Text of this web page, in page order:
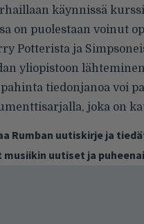
käynnissä kurssi
on puolestaan voinut
Potterista ja
yliopistoon
tiedonjanoa voi
, joka on
Rumban uutiskirje ja
uutiset ja